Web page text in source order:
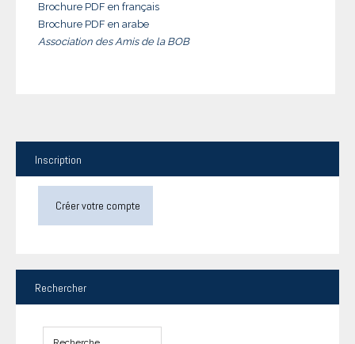
Brochure PDF en français
Brochure PDF en arabe
Association des Amis de la BOB
Inscription
Créer votre compte
Rechercher